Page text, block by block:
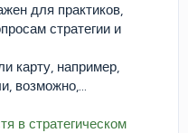
для практиков,
стратегии и
карту, например,
возможно,...
в стратегическом